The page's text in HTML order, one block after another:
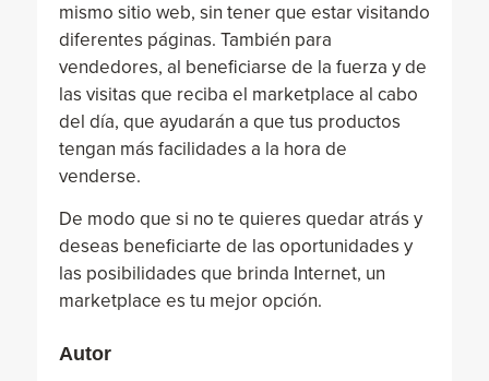
mismo sitio web, sin tener que estar visitando
diferentes páginas. También para
vendedores, al beneficiarse de la fuerza y de
las visitas que reciba el marketplace al cabo
del día, que ayudarán a que tus productos
tengan más facilidades a la hora de
venderse.
De modo que si no te quieres quedar atrás y
deseas beneficiarte de las oportunidades y
las posibilidades que brinda Internet, un
marketplace es tu mejor opción.
Autor